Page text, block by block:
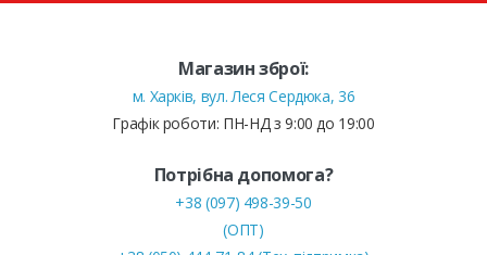
Магазин зброї:
м. Харків, вул. Леся Сердюка, 36
Графік роботи: ПН-НД з 9:00 до 19:00
Потрібна допомога?
+38 (097) 498-39-50
(ОПТ)